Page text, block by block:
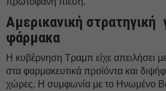
Αμερικανική στρατηγική
φάρμακα
Η κυβέρνηση Τραμπ είχε απειλήσει
στα φαρμακευτικά προϊόντα και
χώρες. Η συμφωνία με το Ηνωμένο